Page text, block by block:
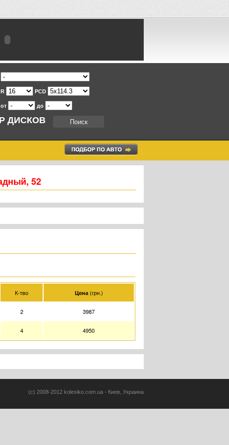
ДИСКОВ
R PCD
от до
52
К-тво Цена(грн.)
2 3987
4 4950
(c) 2008-2012 kolesiko.com.ua - Киев, Украина